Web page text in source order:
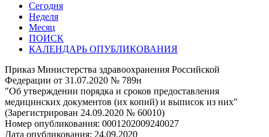
Сегодня
Неделя
Месяц
ПОИСК
КАЛЕНДАРЬ ОПУБЛИКОВАНИЯ
Приказ Министерства здравоохранения Российской
Федерации от 31.07.2020 № 789н
"Об утверждении порядка и сроков предоставления
медицинских документов (их копий) и выписок из них"
(Зарегистрирован 24.09.2020 № 60010)
Номер опубликования: 0001202009240027
Дата опубликования: 24.09.2020